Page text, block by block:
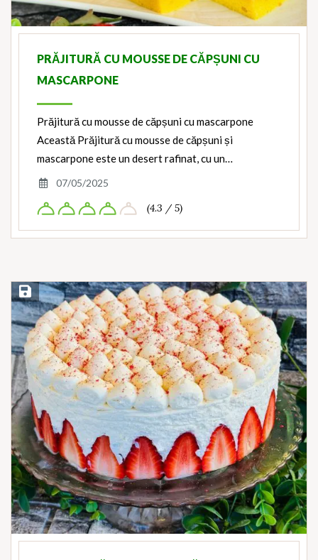
PRĂJITURĂ CU MOUSSE DE CĂPȘUNI CU
MASCARPONE
Prăjitură cu mousse de căpșuni cu mascarpone
Această Prăjitură cu mousse de căpșuni și
mascarpone este un desert rafinat, cu un…
07/05/2025
(4.3 / 5)
Save Recipe